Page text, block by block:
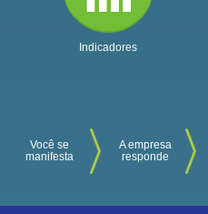
Indicadores
Você se
manifesta
A empresa
responde